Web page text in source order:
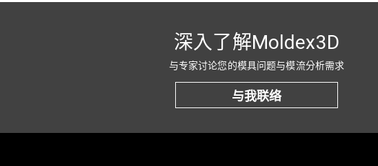
深入了解Moldex3D
与专家讨论您的模具问题与模流分析需求
与我联络